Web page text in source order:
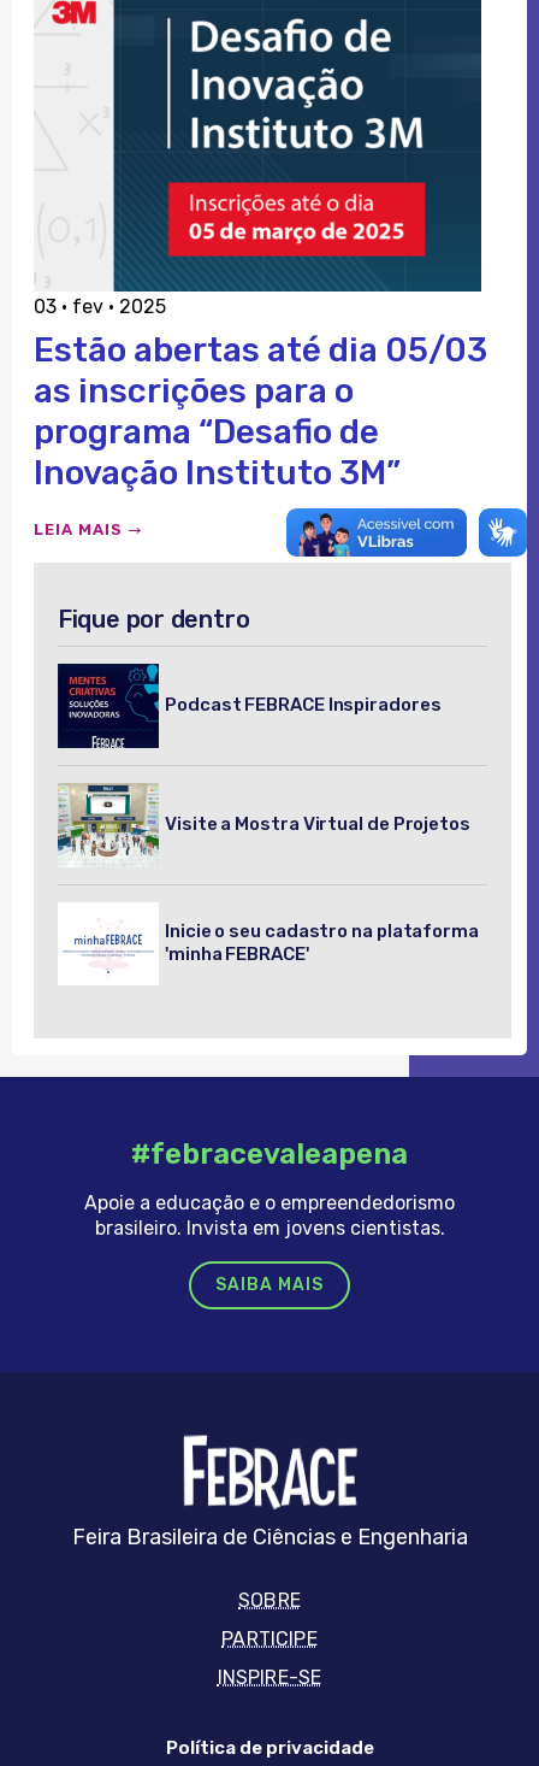
03 · fev · 2025
Estão abertas até dia 05/03
as inscrições para o
programa “Desafio de
Inovação Instituto 3M”
LEIA MAIS
Fique por dentro
Podcast FEBRACE Inspiradores
Visite a Mostra Virtual de Projetos
Inicie o seu cadastro na plataforma
'minha FEBRACE'
#febracevaleapena
Apoie a educação e o empreendedorismo
brasileiro. Invista em jovens cientistas.
SAIBA MAIS
Feira Brasileira de Ciências e Engenharia
SOBRE
PARTICIPE
INSPIRE-SE
Política de privacidade